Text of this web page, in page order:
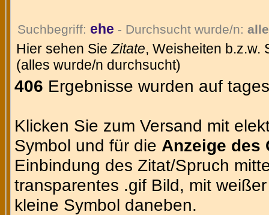
Suchbegriff: ehe - Durchsucht wurde/n:
Hier sehen SieZitate, Weisheiten b.z.w.
(alles wurde/n durchsucht)
406 Ergebnisse wurden auf
Klicken Sie zum Versand mit
Symbol und für die Anzeige des
Einbindung des Zitat/Spruch
transparentes .gif Bild, mit
kleine Symbol daneben.